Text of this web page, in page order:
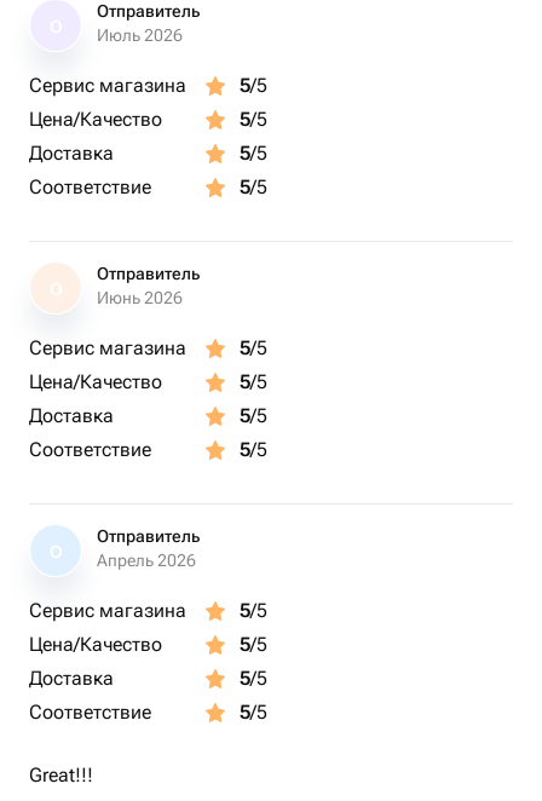
Отправитель
Июль 2026
Сервис магазина 5/5
Цена/Качество
5/5
Доставка
5/5
Соответствие
5/5
О
Отправитель
Июнь 2026
Сервис магазина 5/5
Цена/Качество
5/5
Доставка
5/5
Соответствие
5/5
О
Отправитель
Апрель 2026
Сервис магазина 5/5
Цена/Качество
5/5
Доставка
5/5
Соответствие
5/5
Great!!!